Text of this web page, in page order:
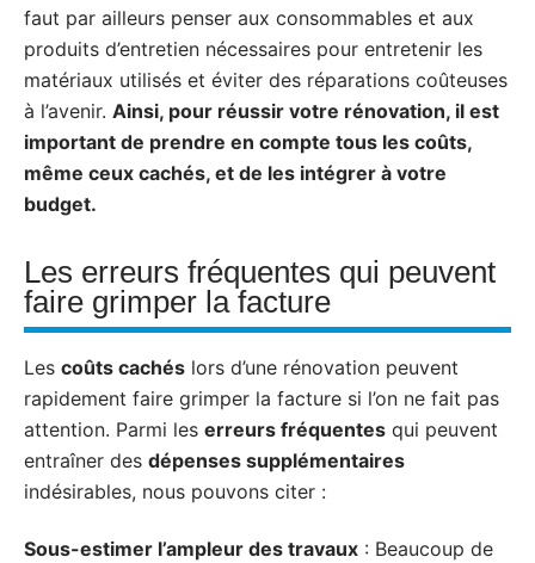
faut par ailleurs penser aux consommables et aux
produits d’entretien nécessaires pour entretenir les
matériaux utilisés et éviter des réparations coûteuses
à l’avenir. Ainsi, pour réussir votre rénovation, il est
important de prendre en compte tous les coûts,
même ceux cachés, et de les intégrer à votre
budget.
Les erreurs fréquentes qui peuvent
faire grimper la facture
Les coûts cachés lors d’une rénovation peuvent
rapidement faire grimper la facture si l’on ne fait pas
attention. Parmi les erreurs fréquentes qui peuvent
entraîner des dépenses supplémentaires
indésirables, nous pouvons citer :
Sous-estimer l’ampleur des travaux : Beaucoup de